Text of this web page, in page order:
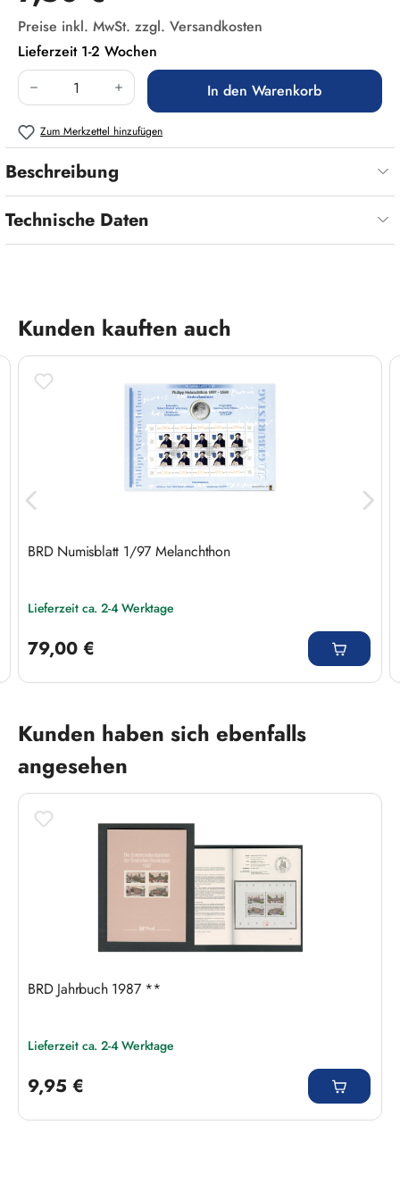
Preise inkl. MwSt. zzgl. Versandkosten
Lieferzeit 1-2 Wochen
Produkt Anzahl: Gib den gewünschten Wert
In den Warenkorb
Zum Merkzettel hinzufügen
Beschreibung
Technische Daten
Produktgalerie überspringen
Kunden kauften auch
BRD Numisblatt 1/97 Melanchthon
Lieferzeit ca. 2-4 Werktage
79,00 €
Produktgalerie überspringen
Kunden haben sich ebenfalls
angesehen
BRD Jahrbuch 1987 **
Lieferzeit ca. 2-4 Werktage
9,95 €